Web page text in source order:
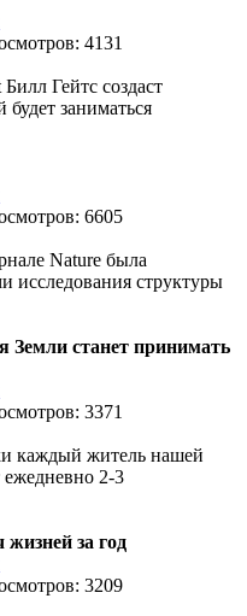
4131
Гейтс создаст
будет заниматься
6605
Nature была
исследования структуры
Земли станет принимать
3371
каждый житель нашей
2-3
за год
3209